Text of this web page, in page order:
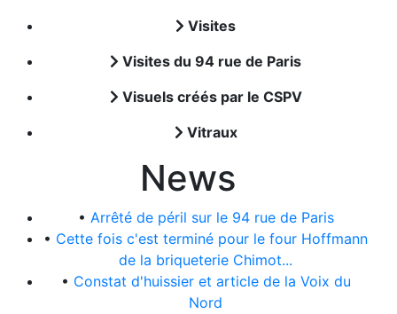
Visites
Visites du 94 rue de Paris
Visuels créés par le CSPV
Vitraux
News
• Arrêté de péril sur le 94 rue de Paris
• Cette fois c'est terminé pour le four Hoffmann
de la briqueterie Chimot...
• Constat d'huissier et article de la Voix du
Nord